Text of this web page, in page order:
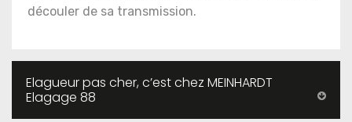
découler de sa transmission.
Elagueur pas cher, c’est chez MEINHARDT
Elagage 88